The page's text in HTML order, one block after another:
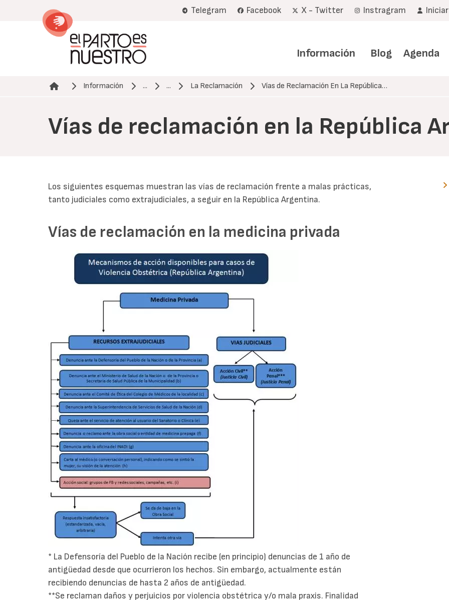
Telegram Facebook X - Twitter Instragram
Información Blog Agenda
Ruta de navegación
Información ... ... La Reclamación Vías de Reclamación En La República…
Vías de reclamación en la República
Los siguientes esquemas muestran las vías de reclamación frente a malas prácticas,
tanto judiciales como extrajudiciales, a seguir en la República Argentina.
Vías de reclamación en la medicina privada
* La Defensoría del Pueblo de la Nación recibe (en principio) denuncias de 1 año de
antigüedad desde que ocurrieron los hechos. Sin embargo, actualmente están
recibiendo denuncias de hasta 2 años de antigüedad.
**Se reclaman daños y perjuicios por violencia obstétrica y/o mala praxis. Finalidad